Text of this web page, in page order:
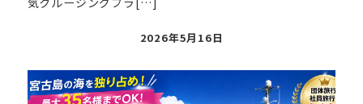
投
日
2026年5月16日